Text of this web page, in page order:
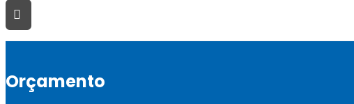
Orçamento